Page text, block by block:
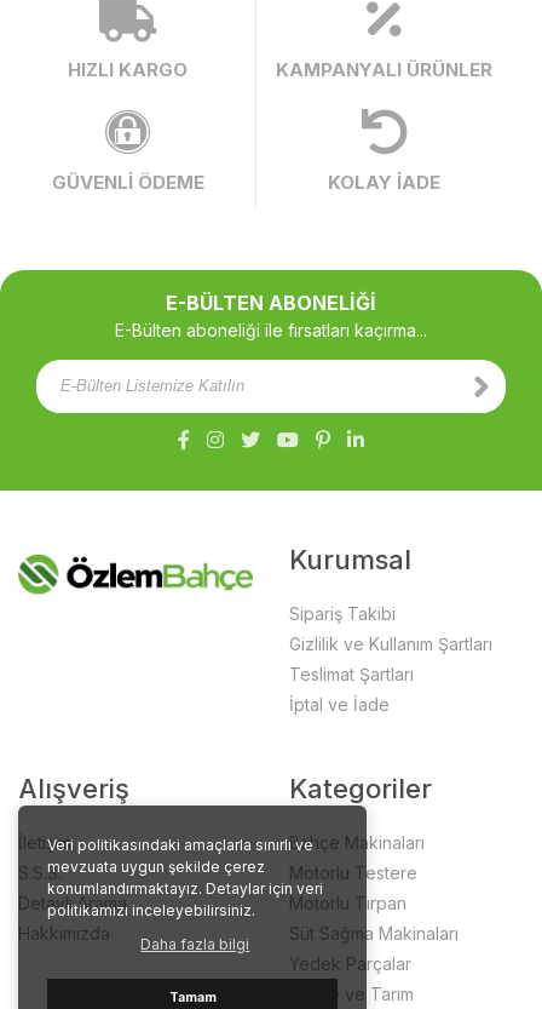
Veri politikasındaki amaçlarla sınırlı ve
mevzuata uygun şekilde çerez
konumlandırmaktayız. Detaylar için veri
politikamızı inceleyebilirsiniz.
Daha fazla bilgi
Tamam
HIZLI KARGO KAMPANYALI ÜRÜNLER
GÜVENLİ ÖDEME KOLAY İADE
E-BÜLTEN ABONELİĞİ
E-Bülten aboneliği ile fırsatları kaçırma...
Kurumsal
Sipariş Takibi
Gizlilik ve Kullanım Şartları
Teslimat Şartları
İptal ve İade
Alışveriş
İletişim
S.S.S.
Detaylı Arama
Hakkımızda
Kategoriler
Bahçe Makinaları
Motorlu Testere
Motorlu Tırpan
Süt Sağma Makinaları
Yedek Parçalar
Bahçe ve Tarım